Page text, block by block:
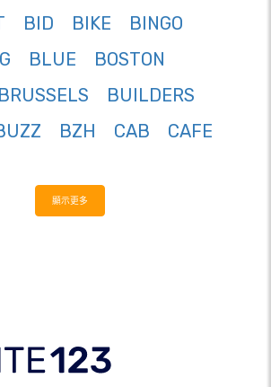
BID BIKE
BINGO
BLUE
BOSTON
BRUSSELS
BUILDERS
BZH CAB
CAFE
顯示更多